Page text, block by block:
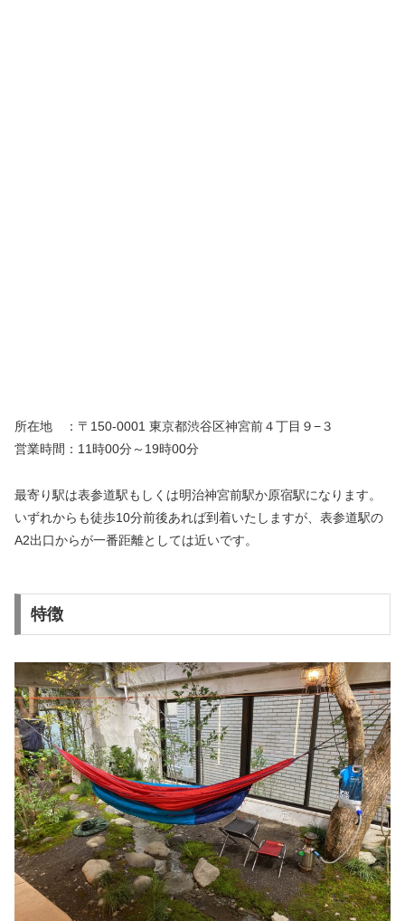
所在地 ：〒150-0001 東京都渋谷区神宮前４丁目９−３
営業時間：11時00分～19時00分
最寄り駅は表参道駅もしくは明治神宮前駅か原宿駅になります。
いずれからも徒歩10分前後あれば到着いたしますが、表参道駅の
A2出口からが一番距離としては近いです。
特徴